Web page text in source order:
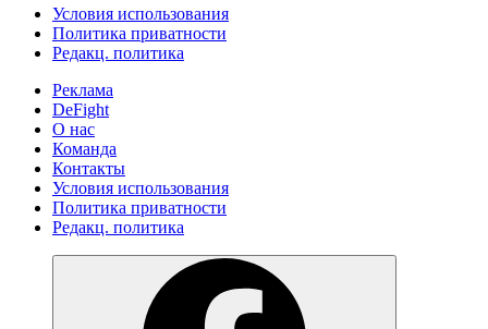
Условия использования
Политика приватности
Редакц. политика
Реклама
DeFight
О нас
Команда
Контакты
Условия использования
Политика приватности
Редакц. политика